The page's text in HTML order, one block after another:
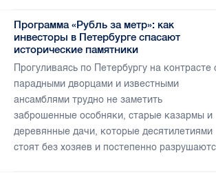
Программа «Рубль за метр»: как
инвесторы в Петербурге спасают
исторические памятники
Прогуливаясь по Петербургу на контрасте
парадными дворцами и известными
ансамблями трудно не заметить
заброшенные особняки, старые казармы и
деревянные дачи, которые десятилетиями
стоят без хозяев и постепенно